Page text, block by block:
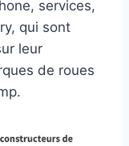
services,
qui sont
leur
de roues